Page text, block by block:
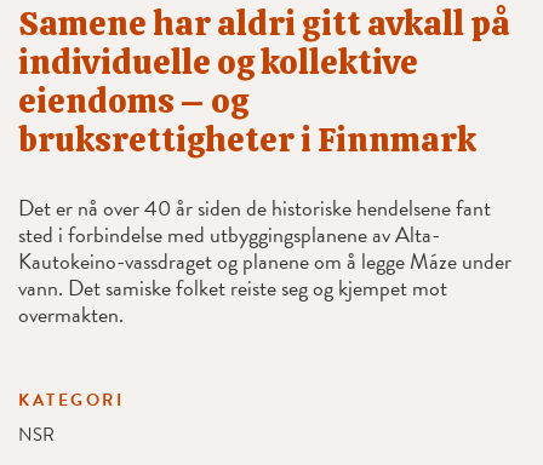
Samene har aldri gitt avkall på
individuelle og kollektive
eiendoms – og
bruksrettigheter i Finnmark
Det er nå over 40 år siden de historiske hendelsene fant
sted i forbindelse med utbyggingsplanene av Alta-
Kautokeino-vassdraget og planene om å legge Máze under
vann. Det samiske folket reiste seg og kjempet mot
overmakten.
KATEGORI
NSR